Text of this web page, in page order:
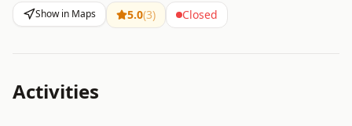
Show in Maps 5.0(3) Closed
Activities